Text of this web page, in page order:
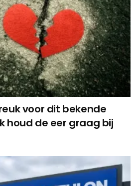
voor dit bekende
houd de eer graag bij